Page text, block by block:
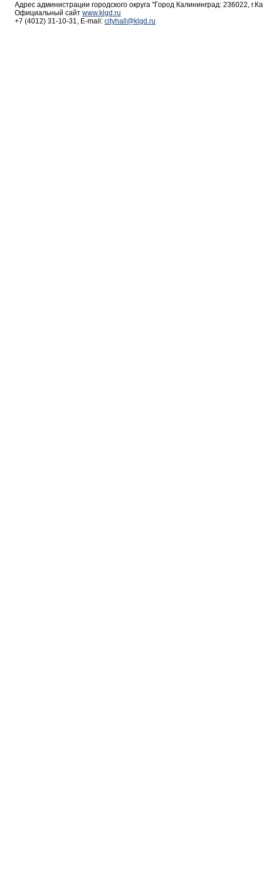
Адрес администрации городского округа "Город Калининград: 236022,
Официальный сайт www.klgd.ru
+7 (4012) 31-10-31, E-mail: cityhall@klgd.ru